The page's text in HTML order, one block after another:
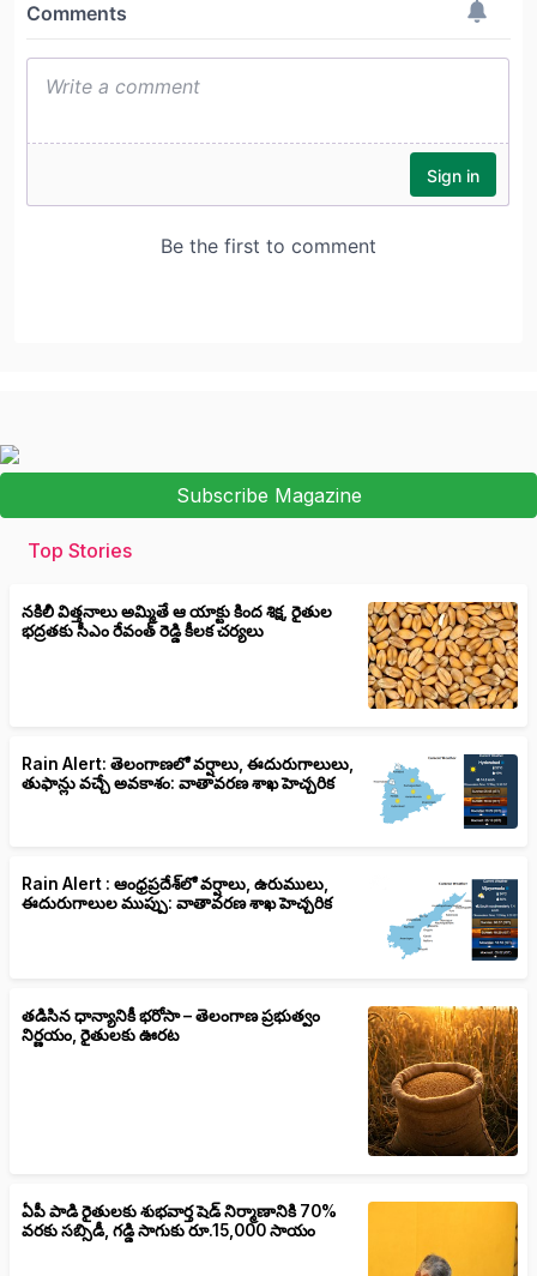
Subscribe Magazine
Top Stories
నకిలీ విత్తనాలు అమ్మితే ఆ యాక్టు కింద శిక్ష, రైతుల
భద్రతకు సీఎం రేవంత్ రెడ్డి కీలక చర్యలు
Rain Alert: తెలంగాణలో వర్షాలు, ఈదురుగాలులు,
తుఫాన్లు వచ్చే అవకాశం: వాతావరణ శాఖ హెచ్చరిక
Rain Alert : ఆంధ్రప్రదేశ్‌లో వర్షాలు, ఉరుములు,
ఈదురుగాలుల ముప్పు: వాతావరణ శాఖ హెచ్చరిక
తడిసిన ధాన్యానికీ భరోసా – తెలంగాణ ప్రభుత్వం
నిర్ణయం, రైతులకు ఊరట
ఏపీ పాడి రైతులకు శుభవార్త షెడ్ నిర్మాణానికి 70%
వరకు సబ్సిడీ, గడ్డి సాగుకు రూ.15,000 సాయం